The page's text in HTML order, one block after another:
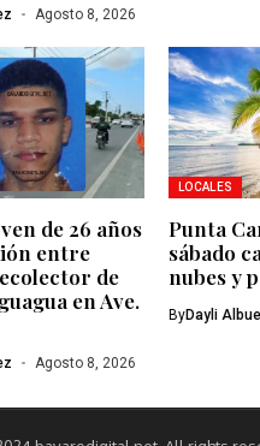
Agosto 8, 2026
de 26 años
entre
de
en Ave.
Agosto 8, 2026
LOCALES
Punta
sábado
nubes y
ByDayli